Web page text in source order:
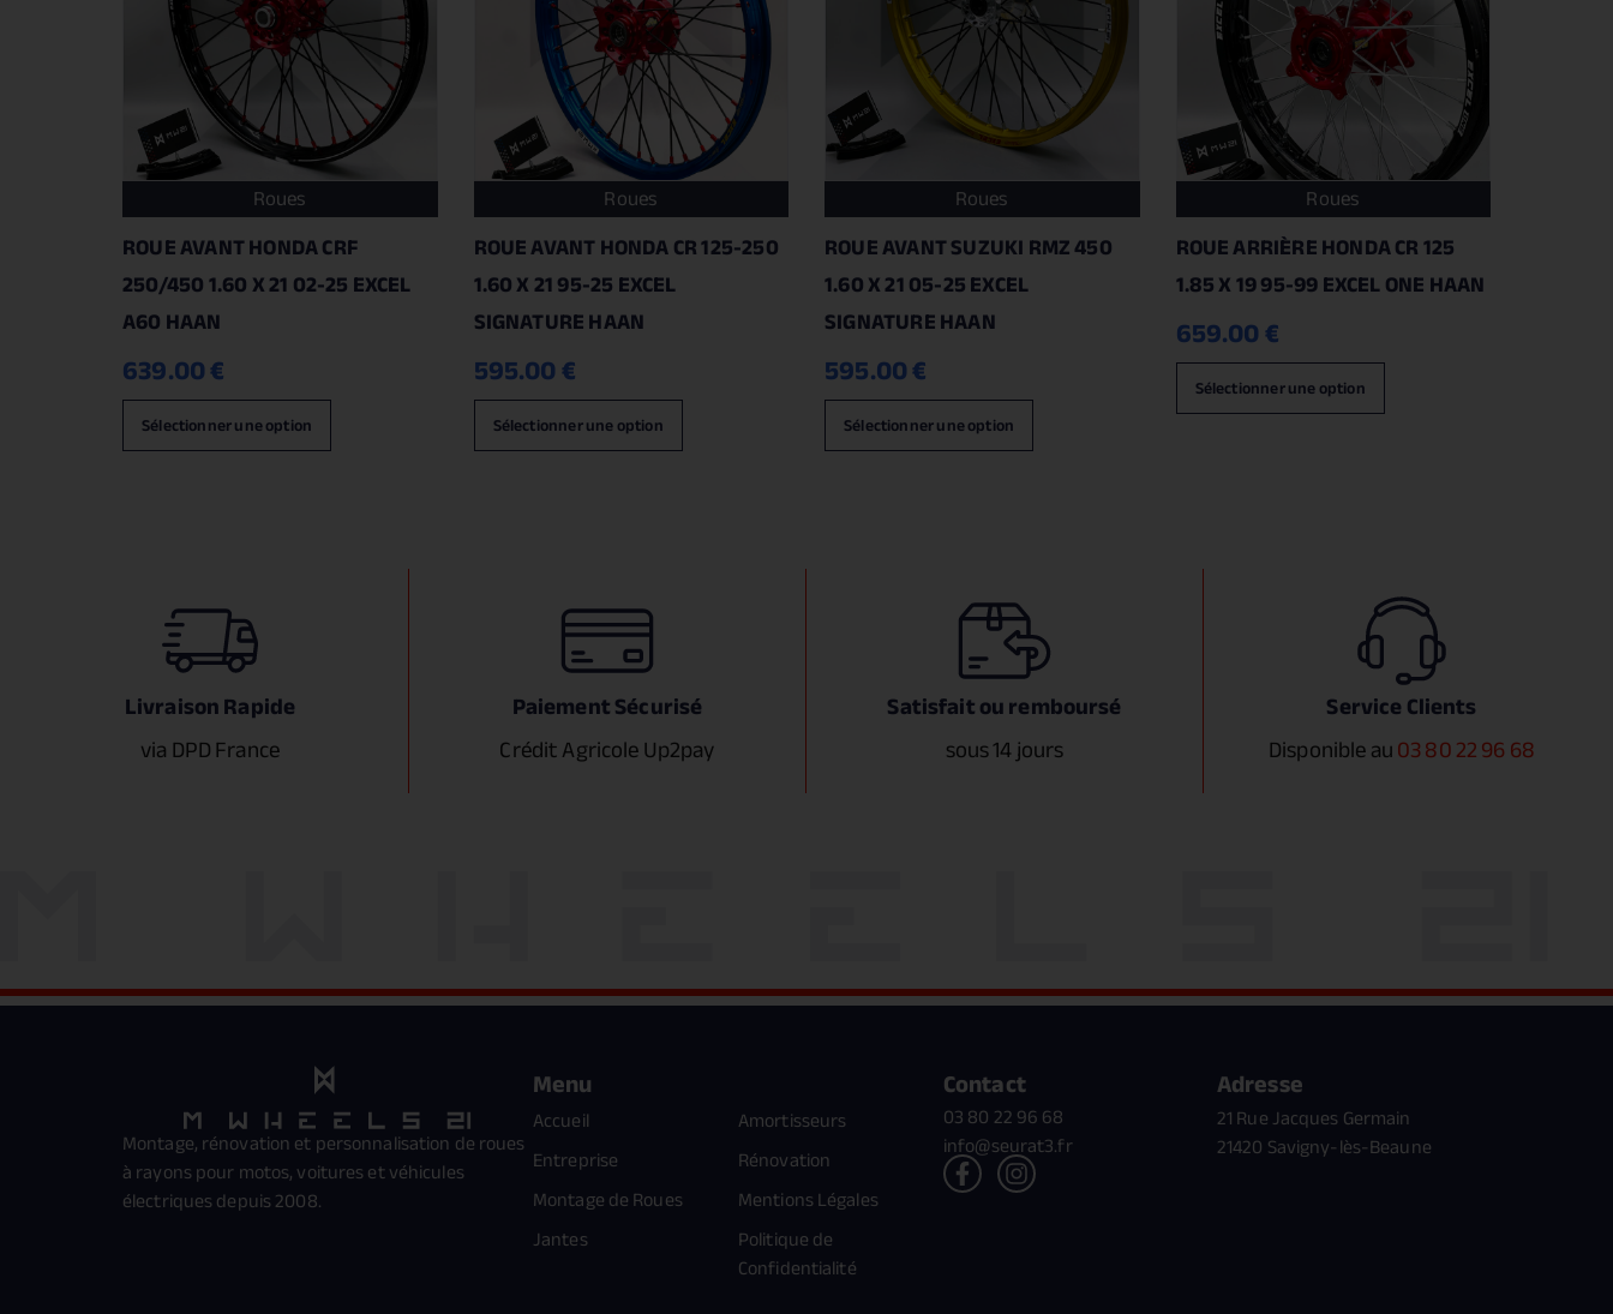
Roues
ROUE AVANT HONDA CRF
250/450 1.60 X 21 02-25 EXCEL
A60 HAAN
639.00€
Sélectionner une option
Roues
ROUE AVANT HONDA CR 125-250
1.60 X 21 95-25 EXCEL
SIGNATURE HAAN
595.00€
Sélectionner une option
Roues
ROUE AVANT SUZUKI RMZ 450
1.60 X 21 05-25 EXCEL
SIGNATURE HAAN
595.00€
Sélectionner une option
Roues
ROUE ARRIÈRE HONDA CR 125
1.85 X 19 95-99 EXCEL ONE HAAN
659.00€
Sélectionner une option
Livraison Rapide
via DPD France
Paiement Sécurisé
Crédit Agricole Up2pay
Satisfait ou remboursé
sous 14 jours
Service Clients
Disponible au03 80 22 96 68
Montage, rénovation et personnalisation de roues
à rayons pour motos, voitures et véhicules
électriques depuis 2008.
Menu
Accueil
Entreprise
Montage de Roues
Jantes
Amortisseurs
Rénovation
Mentions Légales
Politique de
Confidentialité
Contact
03 80 22 96 68
info@seurat3.fr
Adresse
21 Rue Jacques Germain
21420 Savigny-lès-Beaune